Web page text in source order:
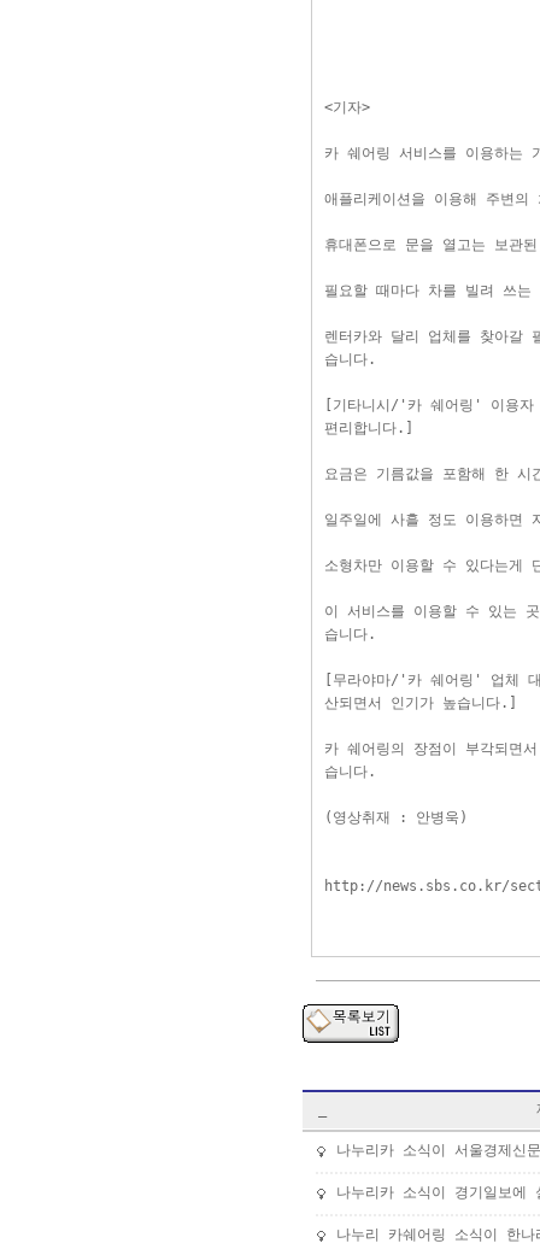
<기자>
카 쉐어링 서비스를 이용하는
애플리케이션을 이용해 주변
휴대폰으로 문을 열고는 보관
필요할 때마다 차를 빌려 쓰
렌터카와 달리 업체를 찾아갈
습니다.
[기타니시/'카 쉐어링' 이용
편리합니다.]
요금은 기름값을 포함해 한
일주일에 사흘 정도 이용하면
소형차만 이용할 수 있다는게
이 서비스를 이용할 수 있는
습니다.
[무라야마/'카 쉐어링' 업체
산되면서 인기가 높습니다.]
카 쉐어링의 장점이 부각되면
습니다.
(영상취재 : 안병욱)
http://news.sbs.co.kr/
나누리카 소식이 서울경제신
나누리카 소식이 경기일보에
나누리 카쉐어링 소식이 한